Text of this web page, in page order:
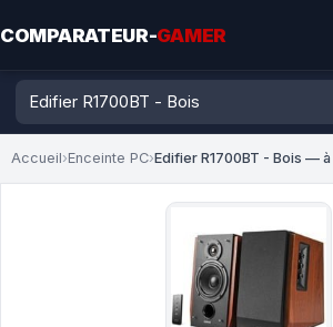
COMPARATEUR-GAMER
Accueil›Enceinte PC›Edifier R1700BT - Bois —